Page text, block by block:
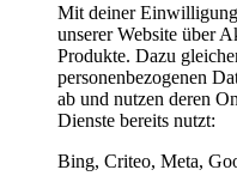
Mit deiner
unserer Website über
Produkte. Dazu
personenbezogenen
ab und nutzen deren
Dienste bereits nutzt:
Bing, Criteo, Meta,